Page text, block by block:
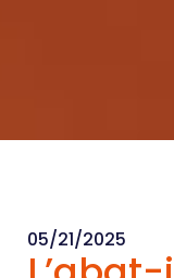
05/21/2025